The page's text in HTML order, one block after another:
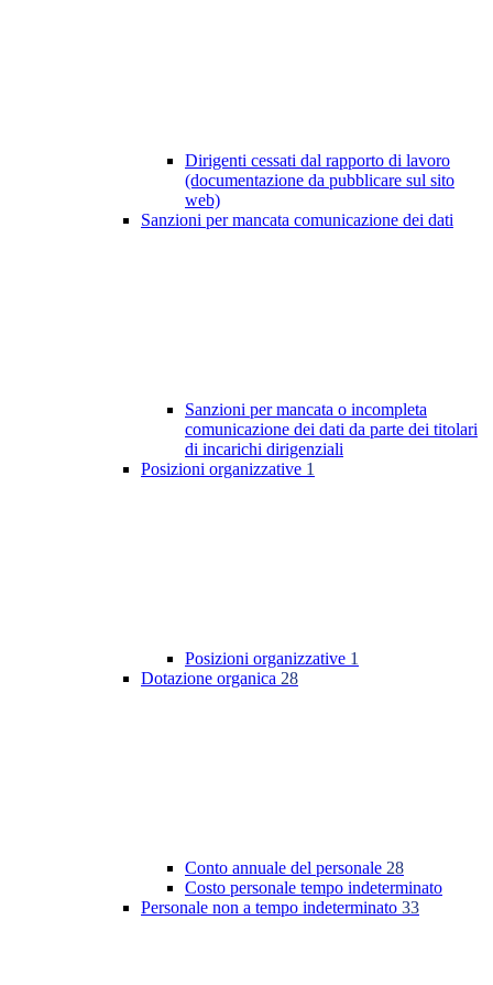
Dirigenti cessati dal rapporto di lavoro
(documentazione da pubblicare sul sito
web)
Sanzioni per mancata comunicazione dei dati
Sanzioni per mancata o incompleta
comunicazione dei dati da parte dei titolari
di incarichi dirigenziali
Posizioni organizzative 1
Posizioni organizzative 1
Dotazione organica 28
Conto annuale del personale 28
Costo personale tempo indeterminato
Personale non a tempo indeterminato 33